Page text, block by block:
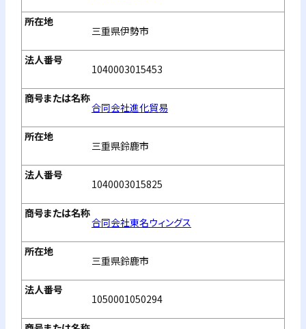
三重県伊勢市
1040003015453
合同会社進化貿易
三重県鈴鹿市
1040003015825
合同会社東名ウィングス
三重県鈴鹿市
1050001050294